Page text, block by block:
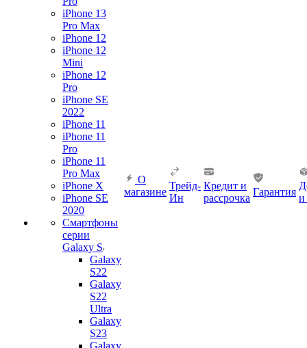
iPhone 13
Pro Max
iPhone 12
iPhone 12
Mini
iPhone 12
Pro
iPhone SE
2022
iPhone 11
iPhone 11
Pro
iPhone 11
Pro Max
iPhone X
iPhone SE
2020
Смартфоны
серии
Galaxy S
Galaxy
S22
Galaxy
S22
Ultra
Galaxy
S23
Galaxy
О
магазине
Трейд-
Ин
Кредит и
рассрочка
Гарантия
и